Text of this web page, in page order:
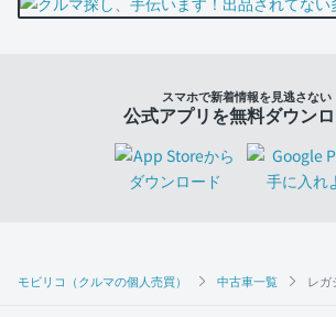
モビリコ（クルマの個人売買） 中古車一覧 レガ
スマホで新着情報を見逃さない
公式アプリを無料ダウン